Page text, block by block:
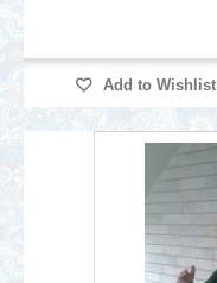
Add to Wishlist